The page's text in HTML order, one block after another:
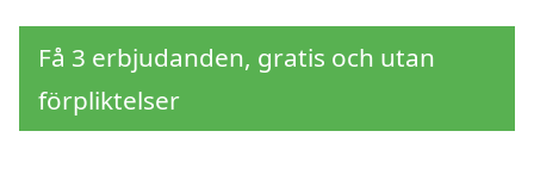
Få 3 erbjudanden, gratis och utan
förpliktelser